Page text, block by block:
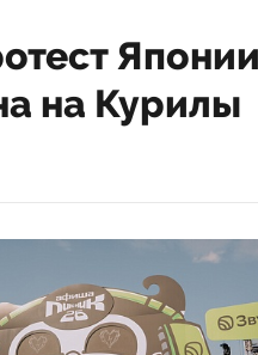
на Курилы